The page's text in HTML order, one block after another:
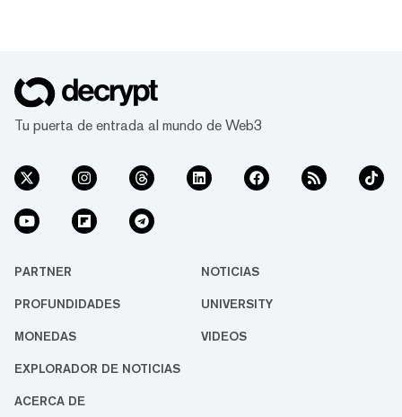
Tu puerta de entrada al mundo de Web3
PARTNER NOTICIAS
PROFUNDIDADES UNIVERSITY
MONEDAS VIDEOS
EXPLORADOR DE NOTICIAS
ACERCA DE